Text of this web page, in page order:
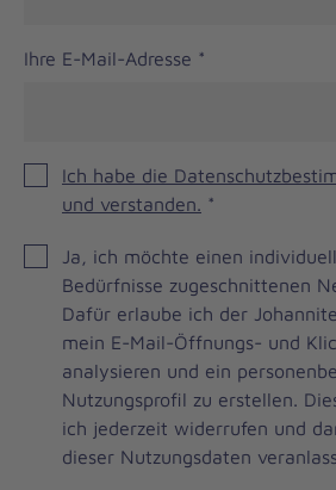
Ihre E-Mail-Adresse *
Ich habe die
und verstanden. *
Brevo
Newsletter
Checkbox
Ja, ich möchte einen
Bedürfnisse zugeschnittenen
Dafür erlaube ich der
mein E-Mail-Öffnungs- und
analysieren und ein
Nutzungsprofil zu erstellen.
ich jederzeit widerrufen und
dieser Nutzungsdaten